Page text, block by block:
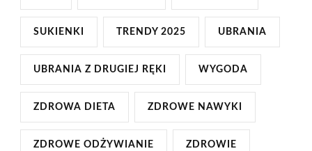
SUKIENKI TRENDY 2025 UBRANIA
UBRANIA Z DRUGIEJ RĘKI WYGODA
ZDROWA DIETA ZDROWE NAWYKI
ZDROWE ODŻYWIANIE ZDROWIE